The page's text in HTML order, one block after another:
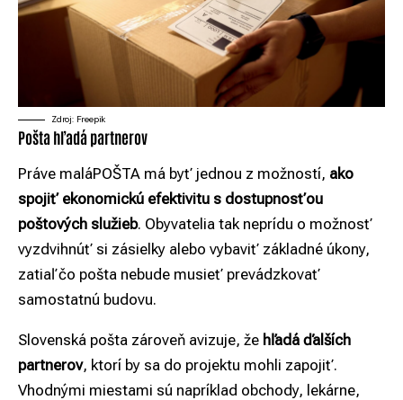
Zdroj: Freepik
Pošta hľadá partnerov
Práve maláPOŠTA má byť jednou z možností, ako
spojiť ekonomickú efektivitu s dostupnosťou
poštových služieb. Obyvatelia tak neprídu o možnosť
vyzdvihnúť si zásielky alebo vybaviť základné úkony,
zatiaľ čo pošta nebude musieť prevádzkovať
samostatnú budovu.
Slovenská pošta zároveň avizuje, že hľadá ďalších
partnerov, ktorí by sa do projektu mohli zapojiť.
Vhodnými miestami sú napríklad obchody, lekárne,